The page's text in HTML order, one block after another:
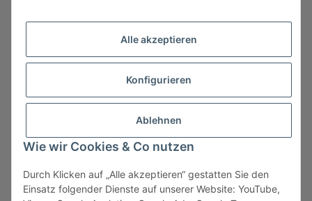
Alle akzeptieren
Konfigurieren
Ablehnen
Wie wir Cookies & Co nutzen
Durch Klicken auf „Alle akzeptieren“ gestatten Sie den
Einsatz folgender Dienste auf unserer Website: YouTube,
Vertrag widerrufen
* Alle Preise zzgl. gesetzlicher USt., zzgl.Versand, zzgl.
Mindermengenzuschlag